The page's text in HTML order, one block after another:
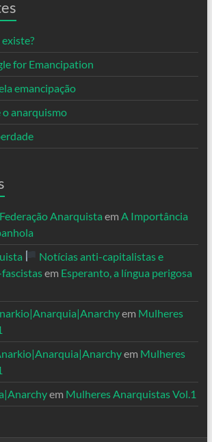
for Emancipation
emancipação
o anarquismo
Federação Anarquista em A Importância
Notícias anti-capitalistas e
em Esperanto, a língua perigosa
em Mulheres
em Mulheres
em Mulheres Anarquistas Vol.1